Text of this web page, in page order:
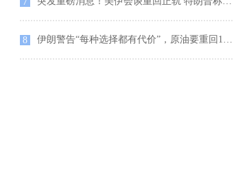
8 伊朗警告“每种选择都有代价”，原油要重回100美元？